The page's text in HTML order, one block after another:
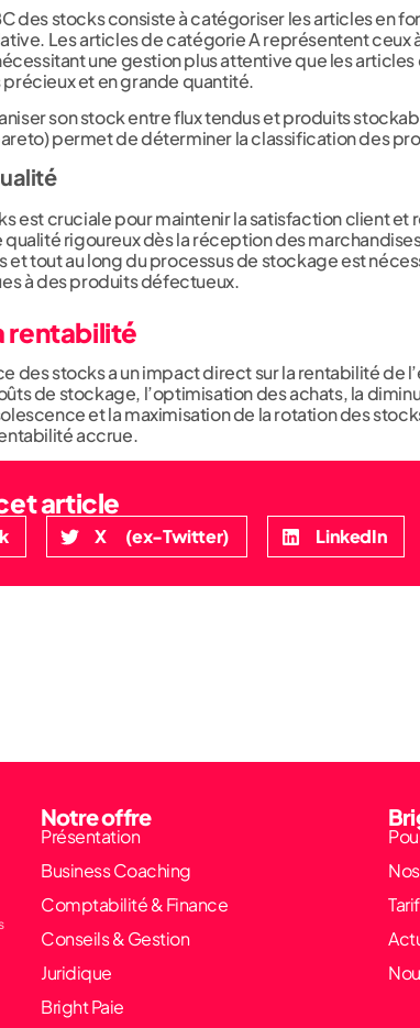
des stocks consiste à catégoriser les articles en
Les articles de catégorie A représentent ceux
une gestion plus attentive que les articles
et en grande quantité.
son stock entre flux tendus et produits
permet de déterminer la classification des
est cruciale pour maintenir la satisfaction client et
rigoureux dès la réception des
et tout au long du processus de stockage est
à des produits défectueux.
rentabilité
des stocks a un impact direct sur la rentabilité de
de stockage, l’optimisation des achats, la
et la maximisation de la rotation des
accrue.
article
X (ex-Twitter) LinkedIn
Notre offre
Présentation
Business Coaching
Comptabilité & Finance
Conseils & Gestion
Juridique
Bright Paie